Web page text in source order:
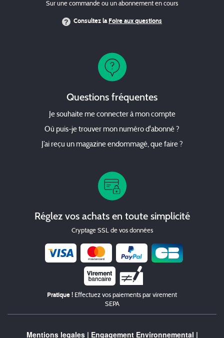
Sur une commande ou un abonnement en cours
Consultez laFoire aux questions
Questions fréquentes
Je souhaite me connecter à mon compte
Où puis-je trouver mon numéro d'abonné ?
J’ai reçu un magazine endommagé, que faire ?
Réglez vos achats en toute simplicité
Cryptage SSL de vos données
Chèque
Pratique ! Effectuez vos paiements par virement
SEPA
Mentions legales| Engagement Environnemental |